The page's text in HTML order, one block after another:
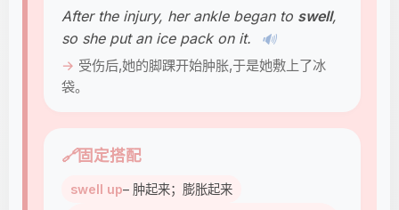
After the injury, her ankle began to swell,
so she put an ice pack on it.
🔊
受伤后,她的脚踝开始肿胀,于是她敷上了冰
袋。
🔗固定搭配
swell up– 肿起来；膨胀起来